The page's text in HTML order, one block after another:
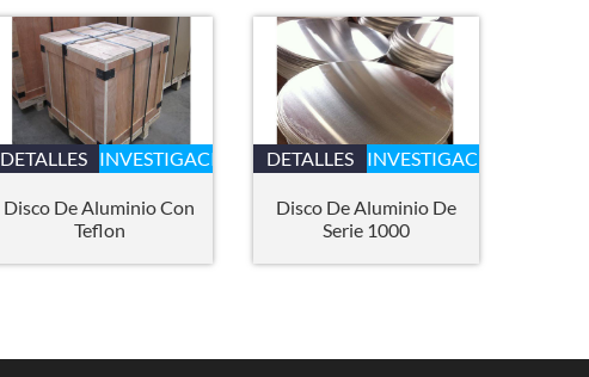
DETALLES INVESTIGACIÓN
Disco De Aluminio Con
Teflon
DETALLES INVESTIGACIÓN
Disco De Aluminio De
Serie 1000